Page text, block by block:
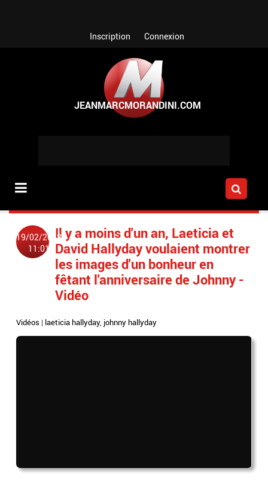
Inscription Connexion
19/02/2018
11:01
Il y a moins d'un an, Laeticia et
David Hallyday voulaient montrer
les images d'un bonheur en
fêtant l'anniversaire de Johnny -
Vidéo
Vidéos | laeticia hallyday, johnny hallyday